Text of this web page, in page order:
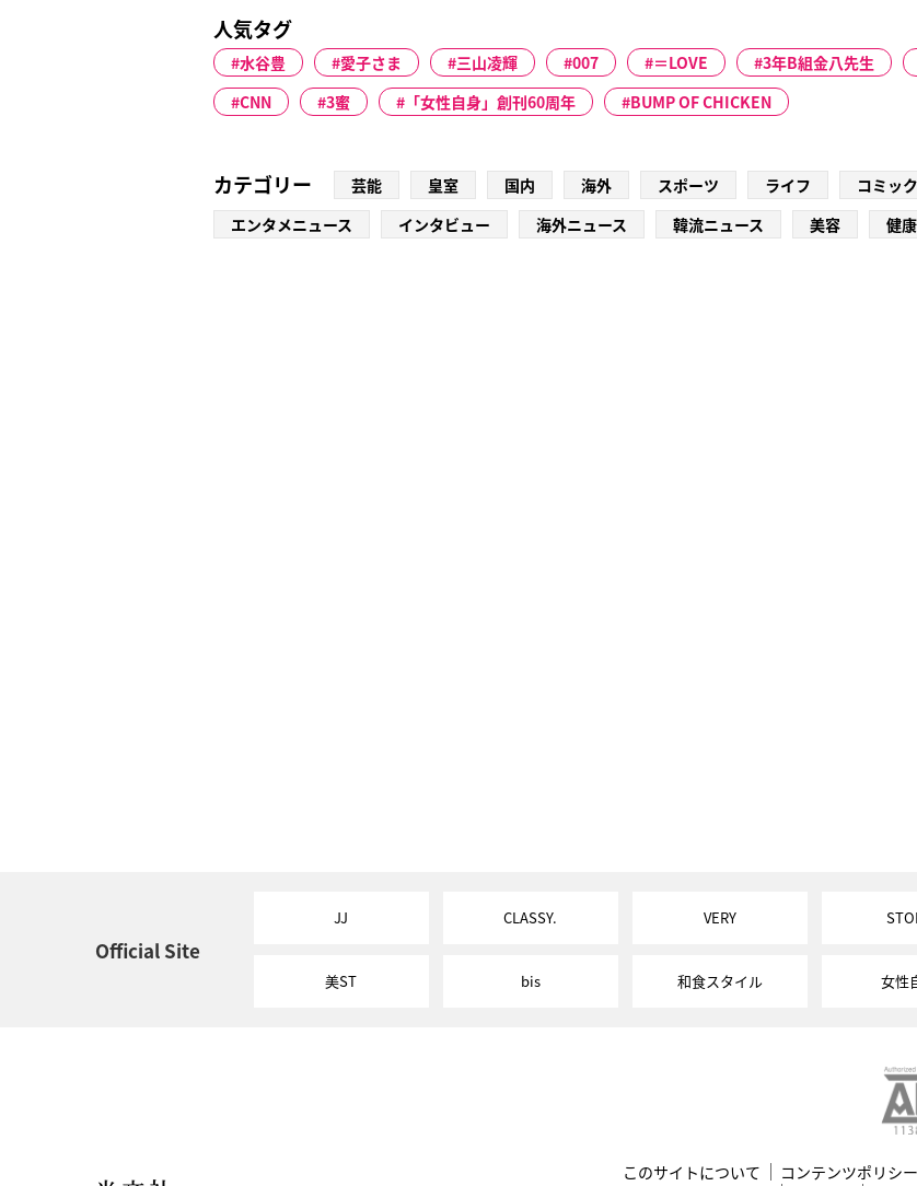
人気タグ
水谷豊 愛子さま 三山凌輝 007 ＝LOVE 3年B組金八先生
CNN
3蜜 「女性自身」創刊60周年 BUMP OF CHICKEN
カテゴリー 芸能 皇室 国内 海外 スポーツ ライフ コミック
エンタメニュース
インタビュー 海外ニュース 韓流ニュース 美容 健康
Official Site
JJ CLASSY. VERY
美ST bis 和食スタイル 女性
このサイトについて コンテンツポリシー